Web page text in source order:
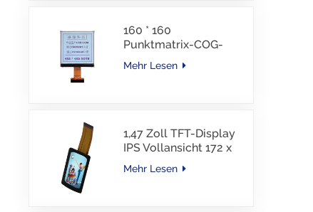
160 * 160
Punktmatrix-COG-
LCD-Modul FSTN LCD
China Lieferant
Mehr Lesen
1,47 Zoll TFT-Display
IPS Vollansicht 172 x
320 Auflösung
Bildschirm
Mehr Lesen